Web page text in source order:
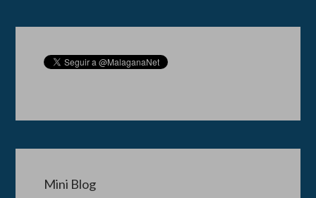
Mini Blog